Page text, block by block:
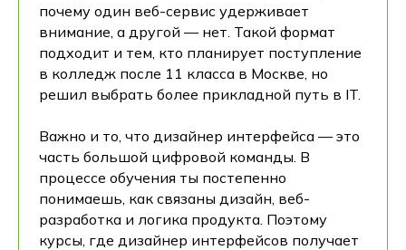
почему один веб-сервис удерживает
внимание, а другой — нет. Такой формат
подходит и тем, кто планирует поступление
в колледж после 11 класса в Москве, но
решил выбрать более прикладной путь в IT.
Важно и то, что дизайнер интерфейса — это
часть большой цифровой команды. В
процессе обучения ты постепенно
понимаешь, как связаны дизайн, веб-
разработка и логика продукта. Поэтому
курсы, где дизайнер интерфейсов получает